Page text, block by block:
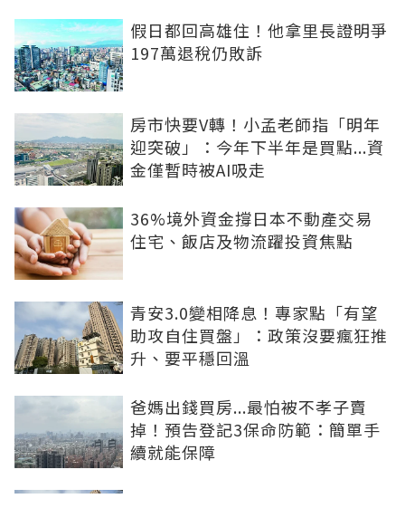
假日都回高雄住！他拿里長證明爭
197萬退稅仍敗訴
房市快要V轉！小孟老師指「明年
迎突破」：今年下半年是買點...資
金僅暫時被AI吸走
36%境外資金撐日本不動產交易
住宅、飯店及物流躍投資焦點
青安3.0變相降息！專家點「有望
助攻自住買盤」：政策沒要瘋狂推
升、要平穩回溫
爸媽出錢買房...最怕被不孝子賣
掉！預告登記3保命防範：簡單手
續就能保障